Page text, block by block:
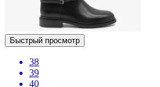
Быстрый просмотр
38
39
40